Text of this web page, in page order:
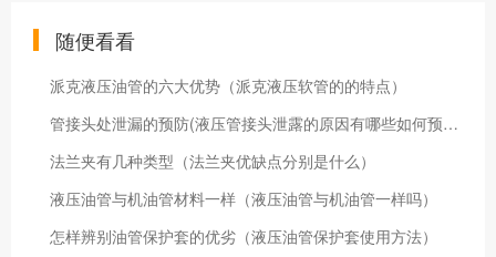
随便看看
​派克液压油管的六大优势（派克液压软管的的特点）
管接头处泄漏的预防(液压管接头泄露的原因有哪些如何预防)
法兰夹有几种类型（法兰夹优缺点分别是什么）
液压油管与机油管材料一样（液压油管与机油管一样吗）
怎样辨别油管保护套的优劣（液压油管保护套使用方法）